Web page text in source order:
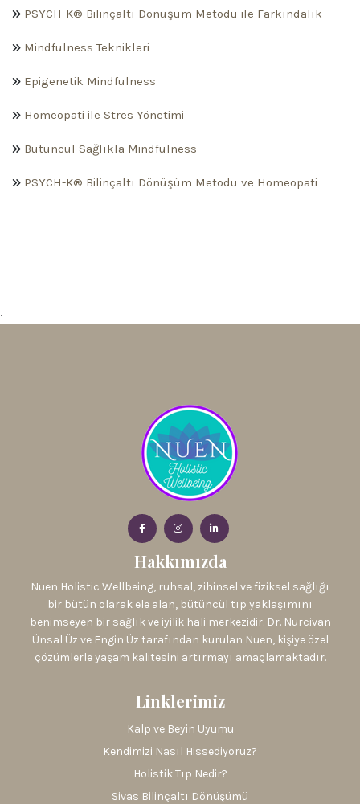
PSYCH-K® Bilinçaltı Dönüşüm Metodu ile Farkındalık
Mindfulness Teknikleri
Epigenetik Mindfulness
Homeopati ile Stres Yönetimi
Bütüncül Sağlıkla Mindfulness
PSYCH-K® Bilinçaltı Dönüşüm Metodu ve Homeopati
.
Hakkımızda
Nuen Holistic Wellbeing, ruhsal, zihinsel ve fiziksel sağlığı
bir bütün olarak ele alan, bütüncül tıp yaklaşımını
benimseyen bir sağlık ve iyilik hali merkezidir. Dr. Nurcivan
Ünsal Üz ve Engin Üz tarafından kurulan Nuen, kişiye özel
çözümlerle yaşam kalitesini artırmayı amaçlamaktadır.
Linklerimiz
Kalp ve Beyin Uyumu
Kendimizi Nasıl Hissediyoruz?
Holistik Tıp Nedir?
Sivas Bilinçaltı Dönüşümü